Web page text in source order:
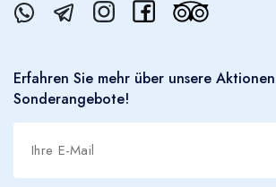
Erfahren Sie mehr über unsere
Sonderangebote!